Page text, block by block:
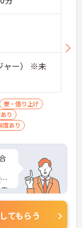
ャー） ※未
寮・借り上げ
り
度あり
てもらう